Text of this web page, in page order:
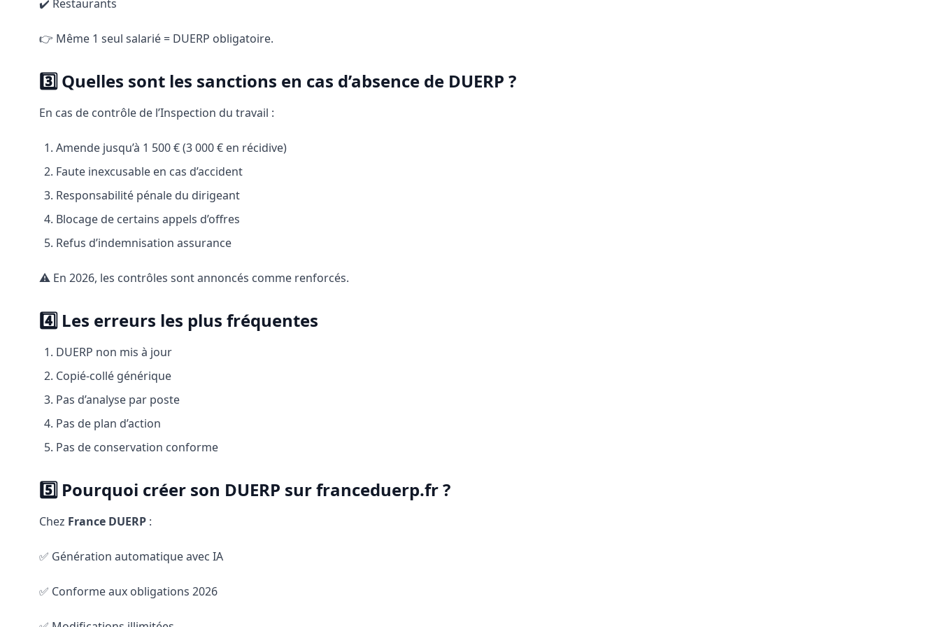
✔️ Restaurants
👉 Même 1 seul salarié = DUERP obligatoire.
3️⃣ Quelles sont les sanctions en cas d’absence de DUERP ?
En cas de contrôle de l’Inspection du travail :
Amende jusqu’à 1 500 € (3 000 € en récidive)
Faute inexcusable en cas d’accident
Responsabilité pénale du dirigeant
Blocage de certains appels d’offres
Refus d’indemnisation assurance
⚠️ En 2026, les contrôles sont annoncés comme renforcés.
4️⃣ Les erreurs les plus fréquentes
DUERP non mis à jour
Copié-collé générique
Pas d’analyse par poste
Pas de plan d’action
Pas de conservation conforme
5️⃣ Pourquoi créer son DUERP sur franceduerp.fr ?
Chez France DUERP :
✅ Génération automatique avec IA
✅ Conforme aux obligations 2026